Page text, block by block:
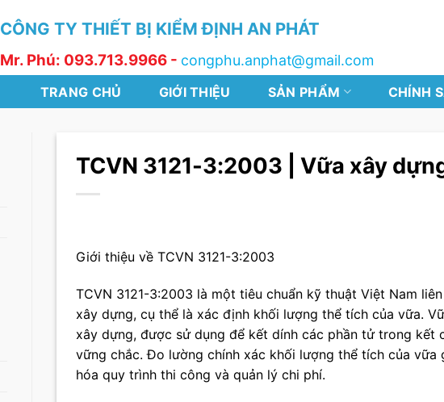
CÔNG TY THIẾT BỊ KIỂM ĐỊNH AN PHÁT
Mr. Phú: 093.713.9966 - congphu.anphat@gmail.com
TRANG CHỦ GIỚI THIỆU SẢN PHẨM CHÍNH
TCVN 3121-3:2003 | Vữa xây
Giới thiệu về TCVN 3121-3:2003
TCVN 3121-3:2003 là một tiêu chuẩn kỹ thuật Việt Nam
xây dựng, cụ thể là xác định khối lượng thể tích của vữa.
xây dựng, được sử dụng để kết dính các phần tử trong kết
vững chắc. Đo lường chính xác khối lượng thể tích của
hóa quy trình thi công và quản lý chi phí.